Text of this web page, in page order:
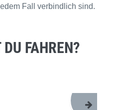
Fall verbindlich sind.
FAHREN?